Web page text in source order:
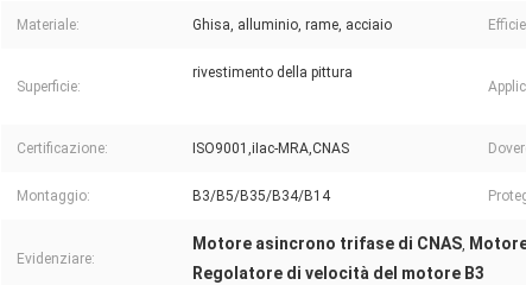
Materiale: Ghisa, alluminio, rame, acciaio
Superficie:
rivestimento della pittura
Certificazione: ISO9001,iIac-MRA,CNAS
Montaggio: B3/B5/B35/B34/B14
Evidenziare:
Motore asincrono trifase di CNAS,
Regolatore di velocità del motore B3